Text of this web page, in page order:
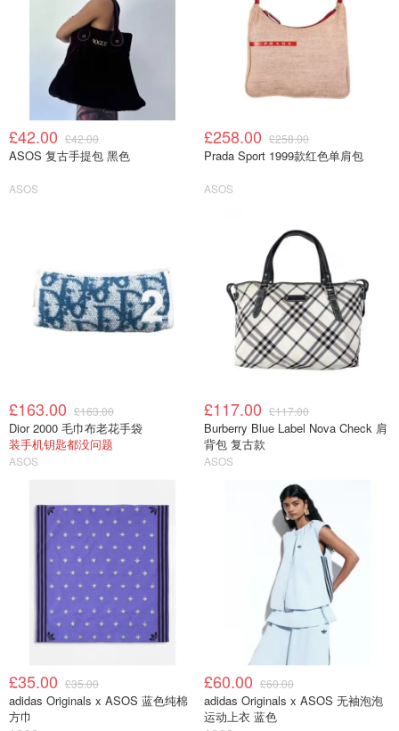
£42.00 £42.00
ASOS 复古手提包 黑色
ASOS
£258.00 £258.00
Prada Sport 1999款红色单肩包
ASOS
£163.00 £163.00
Dior 2000 毛巾布老花手袋
装手机钥匙都没问题
ASOS
£117.00 £117.00
Burberry Blue Label Nova Check 肩
背包 复古款
ASOS
£35.00 £35.00
adidas Originals x ASOS 蓝色纯棉
方巾
£60.00 £60.00
adidas Originals x ASOS 无袖泡泡
运动上衣 蓝色